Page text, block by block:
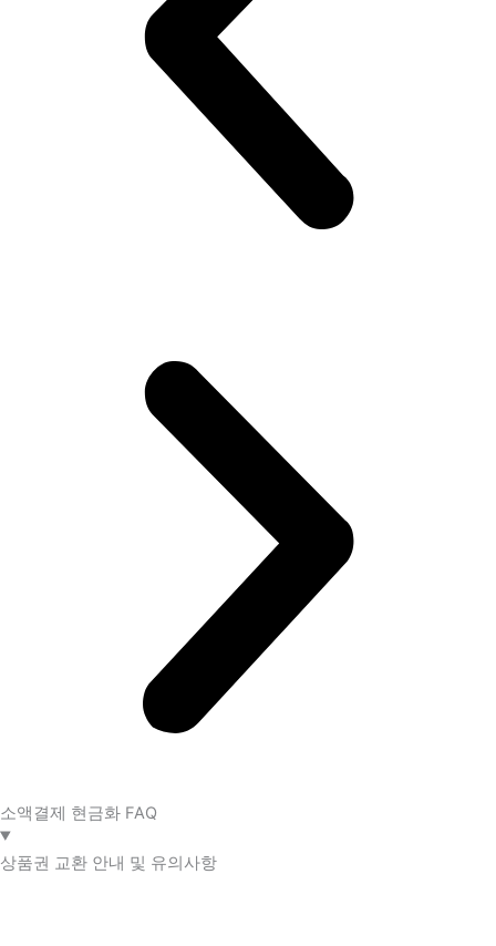
소액결제 현금화 FAQ​
상품권 교환 안내 및 유의사항